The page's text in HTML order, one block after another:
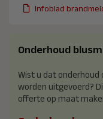
Infoblad
Onderhoud
Wist u dat onderhoud
worden uitgevoerd?
offerte op maat